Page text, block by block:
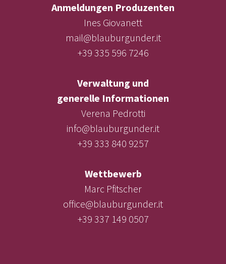
Anmeldungen Produzenten
Ines Giovanett
mail@blauburgunder.it
+39 335 596 7246
Verwaltung und
generelle Informationen
Verena Pedrotti
info@blauburgunder.it
+39 333 840 9257
Wettbewerb
Marc Pfitscher
office@blauburgunder.it
+39 337 149 0507